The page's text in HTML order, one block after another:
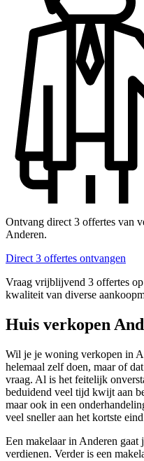
Ontvang direct 3 offertes van
Anderen.
Direct 3 offertes ontvangen
Vraag vrijblijvend 3 offertes
kwaliteit van diverse
Huis verkopen
Wil je je woning verkopen in
helemaal zelf doen, maar of
vraag. Al is het feitelijk
beduidend veel tijd kwijt aan
maar ook in een
veel sneller aan het kortste
Een makelaar in Anderen gaat
verdienen. Verder is een